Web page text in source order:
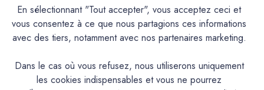
En sélectionnant "Tout accepter", vous acceptez ceci et
vous consentez à ce que nous partagions ces informations
avec des tiers, notamment avec nos partenaires marketing.
Dans le cas où vous refusez, nous utiliserons uniquement
les cookies indispensables et vous ne pourrez